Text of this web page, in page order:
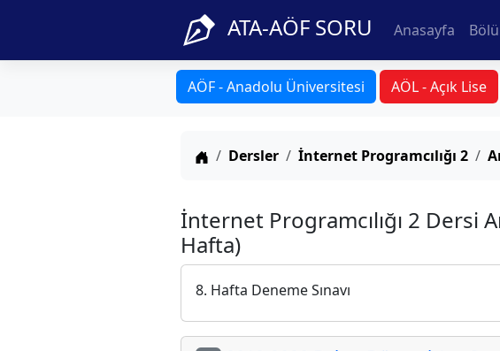
ATA-AÖF SORU Anasayfa
AÖF - Anadolu Üniversitesi AÖL - Açık Lise
Anasayfa
Dersler İnternet Programcılığı 2
İnternet Programcılığı 2 Dersi
Hafta)
8. Hafta Deneme Sınavı